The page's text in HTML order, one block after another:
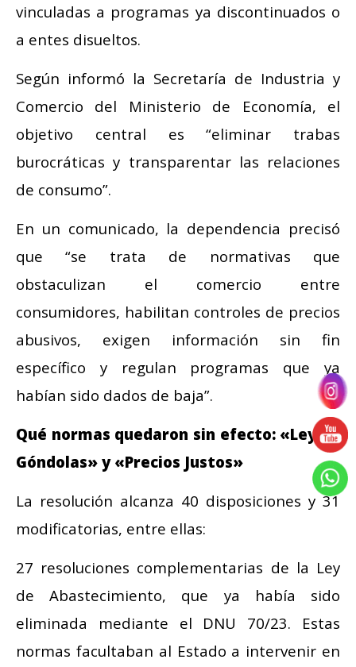
vinculadas a programas ya discontinuados o
a entes disueltos.
Según informó la Secretaría de Industria y
Comercio del Ministerio de Economía, el
objetivo central es “eliminar trabas
burocráticas y transparentar las relaciones
de consumo”.
En un comunicado, la dependencia precisó
que “se trata de normativas que
obstaculizan el comercio entre
consumidores, habilitan controles de precios
abusivos, exigen información sin fin
específico y regulan programas que ya
habían sido dados de baja”.
Qué normas quedaron sin efecto: «Ley de
Góndolas» y «Precios Justos»
La resolución alcanza 40 disposiciones y 31
modificatorias, entre ellas:
27 resoluciones complementarias de la Ley
de Abastecimiento, que ya había sido
eliminada mediante el DNU 70/23. Estas
normas facultaban al Estado a intervenir en